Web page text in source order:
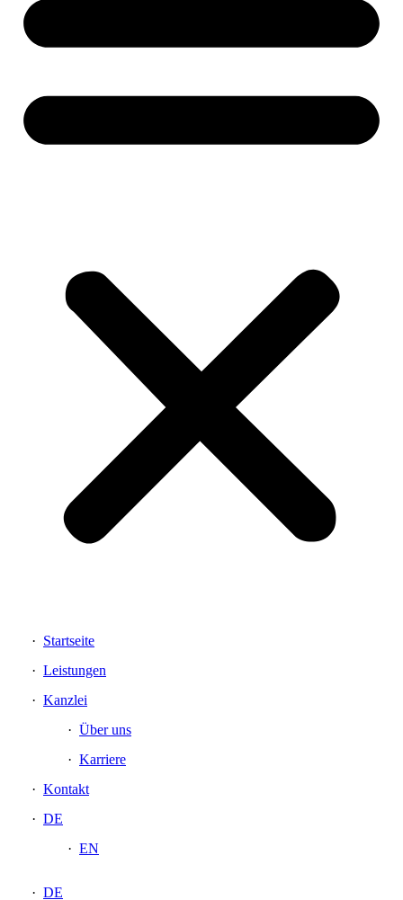
Startseite
Leistungen
Kanzlei
Über uns
Karriere
Kontakt
DE
EN
DE